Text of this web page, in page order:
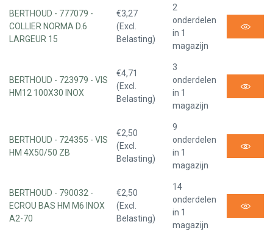
BERTHOUD - 777079 -
COLLIER NORMA D.6
LARGEUR 15
€3,27
(Excl.
Belasting)
2
onderdelen
in 1
magazijn
BERTHOUD - 723979 - VIS
HM12 100X30 INOX
€4,71
(Excl.
Belasting)
3
onderdelen
in 1
magazijn
BERTHOUD - 724355 - VIS
HM 4X50/50 ZB
€2,50
(Excl.
Belasting)
9
onderdelen
in 1
magazijn
BERTHOUD - 790032 -
ECROU BAS HM M6 INOX
A2-70
€2,50
(Excl.
Belasting)
14
onderdelen
in 1
magazijn